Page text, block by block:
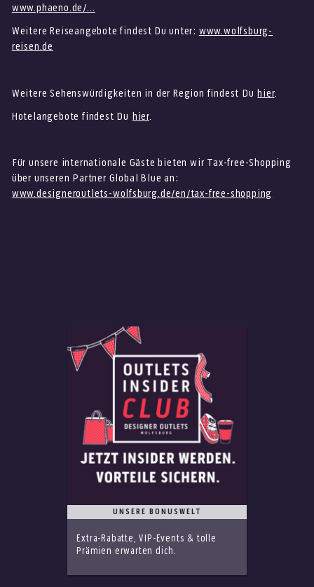
www.phaeno.de/…
Weitere Reiseangebote findest Du unter: www.wolfsburg-
reisen.de
Weitere Sehenswürdigkeiten in der Region findest Du hier.
Hotelangebote findest Du hier.
Für unsere internationale Gäste bieten wir Tax-free-Shopping
über unseren Partner Global Blue an:
www.designeroutlets-wolfsburg.de/en/tax-free-shopping
UNSERE BONUSWELT
Extra-Rabatte, VIP-Events & tolle
Prämien erwarten dich.